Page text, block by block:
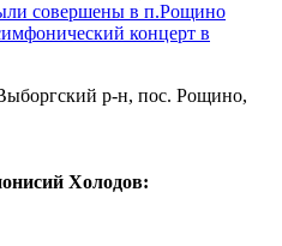
совершены в п.Рощино
концерт в
р-н, пос. Рощино,
Холодов: